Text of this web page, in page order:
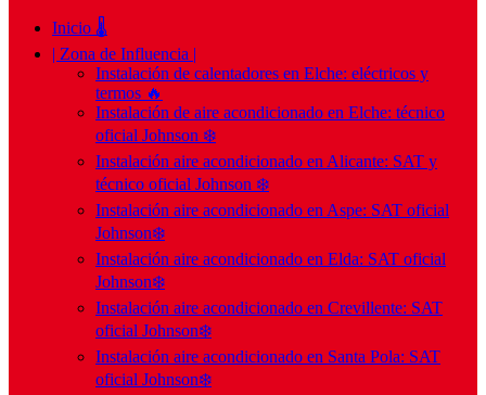
Inicio 🌡️
| Zona de Influencia |
Instalación de calentadores en Elche: eléctricos y
termos 🔥
Instalación de aire acondicionado en Elche: técnico
oficial Johnson ❄️
Instalación aire acondicionado en Alicante: SAT y
técnico oficial Johnson ❄️
Instalación aire acondicionado en Aspe: SAT oficial
Johnson❄️
Instalación aire acondicionado en Elda: SAT oficial
Johnson❄️
Instalación aire acondicionado en Crevillente: SAT
oficial Johnson❄️
Instalación aire acondicionado en Santa Pola: SAT
oficial Johnson❄️